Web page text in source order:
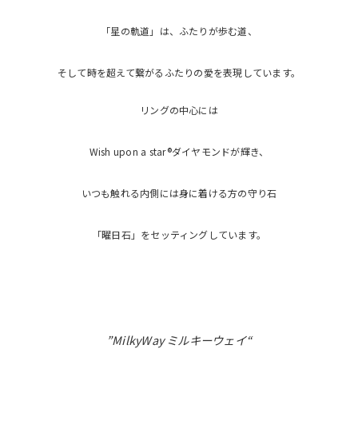
「星の軌道」は、ふたりが歩む道、
そして時を超えて繋がるふたりの愛を表現しています。
リングの中心には
Wish upon a star®ダイヤモンドが輝き、
いつも触れる内側には身に着ける方の守り石
「曜日石」をセッティングしています。
”MilkyWay ミルキーウェイ“